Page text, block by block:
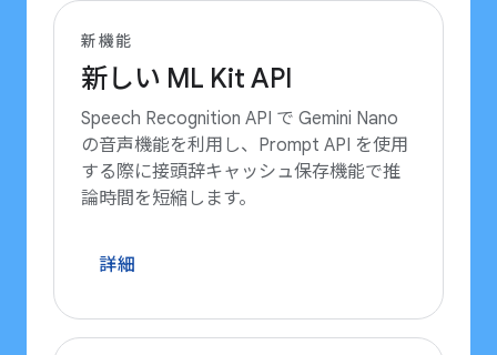
新機能
新しい ML Kit API
Speech Recognition API で Gemini Nano
の音声機能を利用し、Prompt API を使用
する際に接頭辞キャッシュ保存機能で推
論時間を短縮します。
詳細